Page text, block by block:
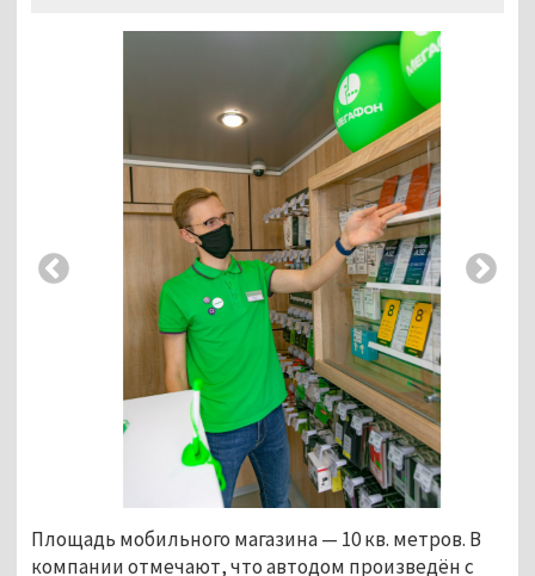
Площадь мобильного магазина— 10 кв. метров. В
компании отмечают, что автодом произведён с